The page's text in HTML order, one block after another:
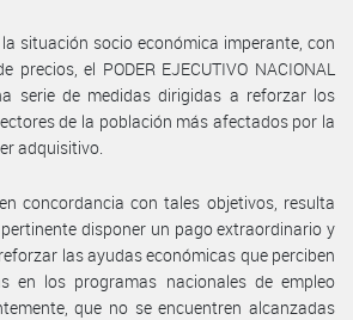
situación socio económica imperante, con
precios, el PODER EJECUTIVO NACIONAL
serie de medidas dirigidas a reforzar los
de la población más afectados por la
adquisitivo.
concordancia con tales objetivos, resulta
disponer un pago extraordinario y
las ayudas económicas que perciben
en los programas nacionales de empleo
que no se encuentren alcanzadas